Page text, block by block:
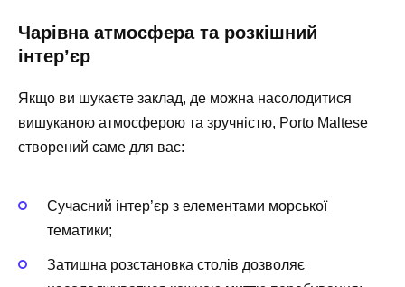
Чарівна атмосфера та розкішний
інтер’єр
Якщо ви шукаєте заклад, де можна насолодитися
вишуканою атмосферою та зручністю, Porto Maltese
створений саме для вас:
Сучасний інтер’єр з елементами морської
тематики;
Затишна розстановка столів дозволяє